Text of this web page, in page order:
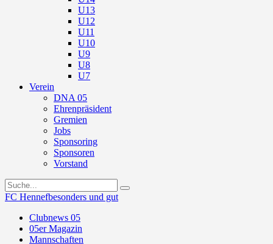
U13
U12
U11
U10
U9
U8
U7
Verein
DNA 05
Ehrenpräsident
Gremien
Jobs
Sponsoring
Sponsoren
Vorstand
FC Hennefbesonders und gut
Clubnews 05
05er Magazin
Mannschaften